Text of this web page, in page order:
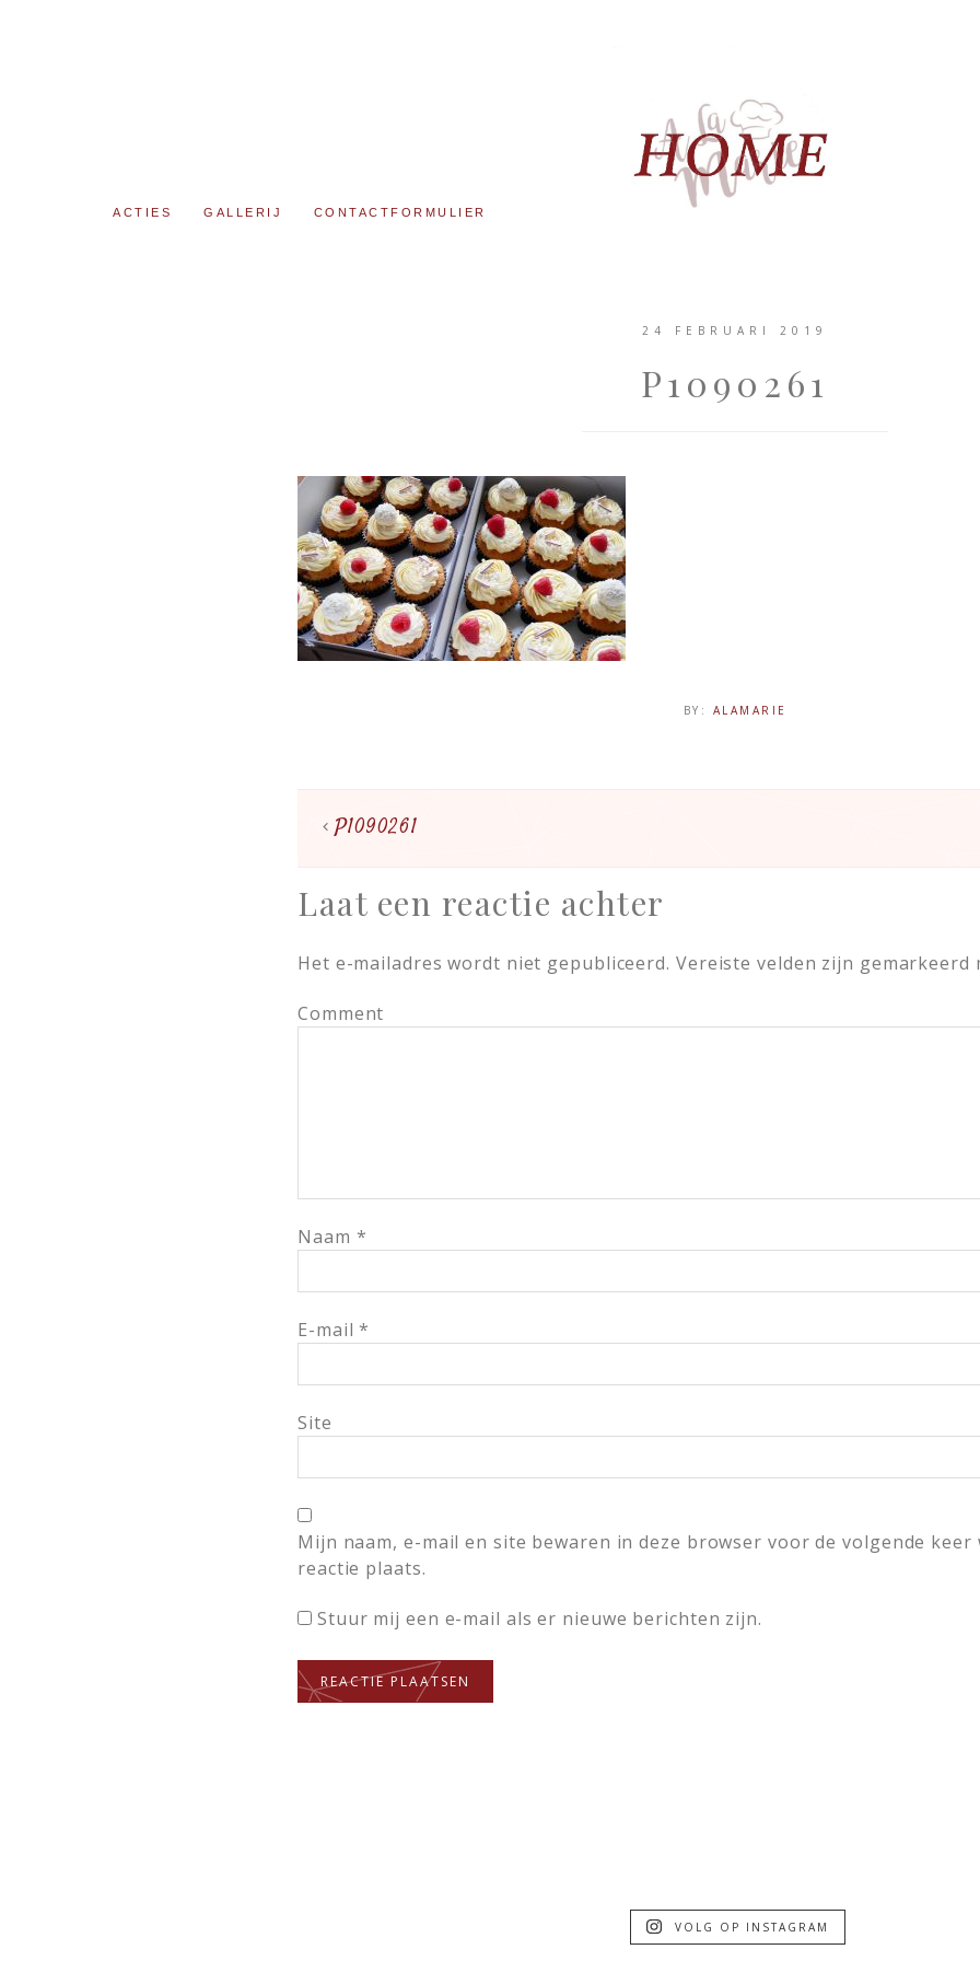
ACTIES GALLERIJ CONTACTFORMULIER
24 FEBRUARI 2019
P1090261
BY: ALAMARIE
P1090261
Laat een reactie achter
Het e-mailadres wordt niet gepubliceerd. Vereiste velden zijn gemarkeerd
Comment
Naam *
E-mail*
Site
Mijn naam, e-mail en site bewaren in deze browser voor de volgende keer
reactie plaats.
Stuur mij een e-mail als er nieuwe berichten zijn.
VOLG OP INSTAGRAM